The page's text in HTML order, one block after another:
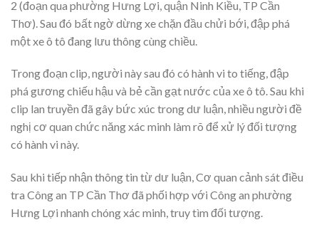
2 (đoạn qua phường Hưng Lợi, quận Ninh Kiều, TP Cần
Thơ). Sau đó bất ngờ dừng xe chặn đầu chửi bới, đập phá
một xe ô tô đang lưu thông cùng chiều.
Trong đoạn clip, người này sau đó có hành vi to tiếng, đập
phá gương chiếu hậu và bẻ cần gạt nước của xe ô tô. Sau khi
clip lan truyền đã gây bức xúc trong dư luận, nhiều người đề
nghị cơ quan chức năng xác minh làm rõ để xử lý đối tượng
có hành vi này.
Sau khi tiếp nhận thông tin từ dư luận, Cơ quan cảnh sát điều
tra Công an TP Cần Thơ đã phối hợp với Công an phường
Hưng Lợi nhanh chóng xác minh, truy tìm đối tượng.